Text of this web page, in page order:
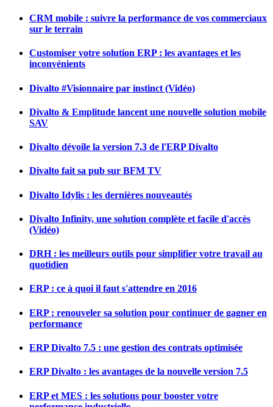
CRM mobile : suivre la performance de vos commerciaux
sur le terrain
Customiser votre solution ERP : les avantages et les
inconvénients
Divalto #Visionnaire par instinct (Vidéo)
Divalto & Emplitude lancent une nouvelle solution mobile
SAV
Divalto dévoile la version 7.3 de l'ERP Divalto
Divalto fait sa pub sur BFM TV
Divalto Idylis : les dernières nouveautés
Divalto Infinity, une solution complète et facile d'accès
(Vidéo)
DRH : les meilleurs outils pour simplifier votre travail au
quotidien
ERP : ce à quoi il faut s'attendre en 2016
ERP : renouveler sa solution pour continuer de gagner en
performance
ERP Divalto 7.5 : une gestion des contrats optimisée
ERP Divalto : les avantages de la nouvelle version 7.5
ERP et MES : les solutions pour booster votre